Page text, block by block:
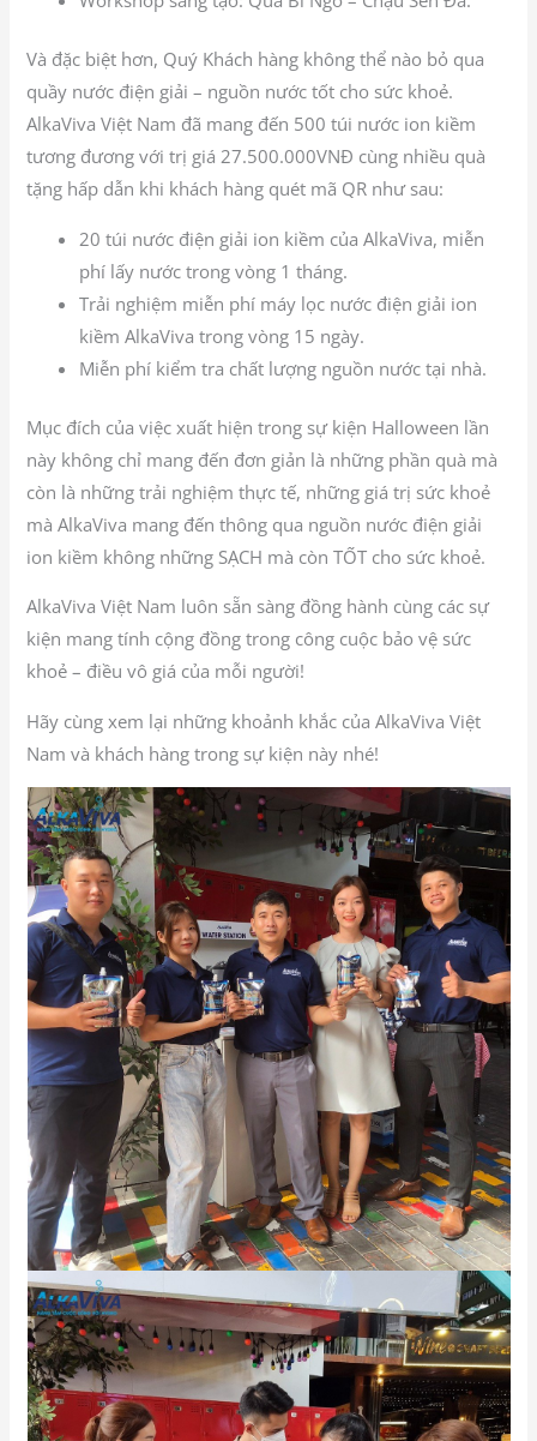
Và đặc biệt hơn, Quý Khách hàng không thể nào bỏ qua
quầy nước điện giải – nguồn nước tốt cho sức khoẻ.
AlkaViva Việt Nam đã mang đến 500 túi nước ion kiềm
tương đương với trị giá 27.500.000VNĐ cùng nhiều quà
tặng hấp dẫn khi khách hàng quét mã QR như sau:
20 túi nước điện giải ion kiềm của AlkaViva, miễn
phí lấy nước trong vòng 1 tháng.
Trải nghiệm miễn phí máy lọc nước điện giải ion
kiềm AlkaViva trong vòng 15 ngày.
Miễn phí kiểm tra chất lượng nguồn nước tại nhà.
Mục đích của việc xuất hiện trong sự kiện Halloween lần
này không chỉ mang đến đơn giản là những phần quà mà
còn là những trải nghiệm thực tế, những giá trị sức khoẻ
mà AlkaViva mang đến thông qua nguồn nước điện giải
ion kiềm không những SẠCH mà còn TỐT cho sức khoẻ.
AlkaViva Việt Nam luôn sẵn sàng đồng hành cùng các sự
kiện mang tính cộng đồng trong công cuộc bảo vệ sức
khoẻ – điều vô giá của mỗi người!
Hãy cùng xem lại những khoảnh khắc của AlkaViva Việt
Nam và khách hàng trong sự kiện này nhé!